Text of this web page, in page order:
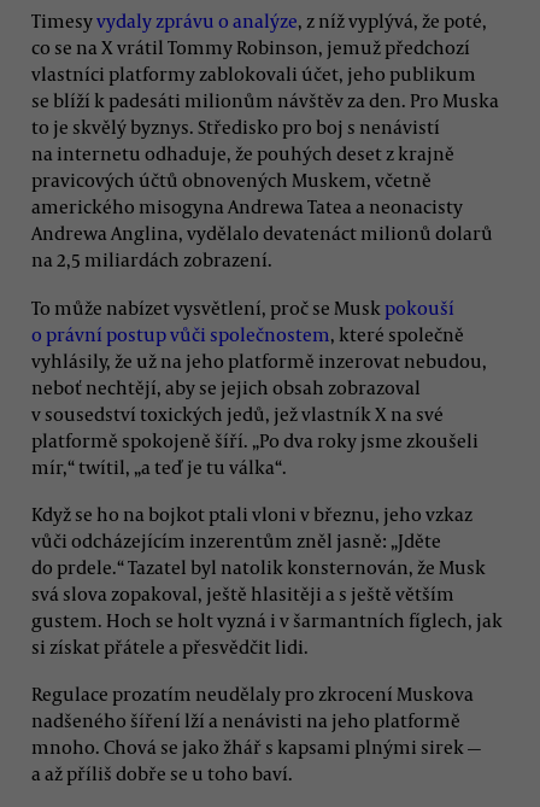
Timesyvydaly zprávu o analýze, z níž vyplývá, že poté,
co se na X vrátil Tommy Robinson, jemuž předchozí
vlastníci platformy zablokovali účet, jeho publikum
se blíží k padesáti milionům návštěv za den. Pro Muska
to je skvělý byznys. Středisko pro boj s nenávistí
na internetu odhaduje, že pouhých deset z krajně
pravicových účtů obnovených Muskem, včetně
amerického misogyna Andrewa Tatea a neonacisty
Andrewa Anglina, vydělalo devatenáct milionů dolarů
na 2,5 miliardách zobrazení.
To může nabízet vysvětlení, proč se Musk pokouší
o právní postup vůči společnostem, které společně
vyhlásily, že už na jeho platformě inzerovat nebudou,
neboť nechtějí, aby se jejich obsah zobrazoval
v sousedství toxických jedů, jež vlastník X na své
platformě spokojeně šíří. „Po dva roky jsme zkoušeli
mír,“ twítil, „a teď je tu válka“.
Když se ho na bojkot ptali vloni v březnu, jeho vzkaz
vůči odcházejícím inzerentům zněl jasně: „Jděte
do prdele.“ Tazatel byl natolik konsternován, že Musk
svá slova zopakoval, ještě hlasitěji a s ještě větším
gustem. Hoch se holt vyzná i v šarmantních fíglech, jak
si získat přátele a přesvědčit lidi.
Regulace prozatím neudělaly pro zkrocení Muskova
nadšeného šíření lží a nenávisti na jeho platformě
mnoho. Chová se jako žhář s kapsami plnými sirek —
a až příliš dobře se u toho baví.